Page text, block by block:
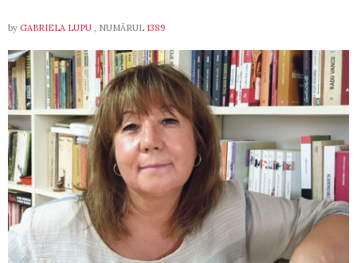
by GABRIELA LUPU , NUMĂRUL 1389